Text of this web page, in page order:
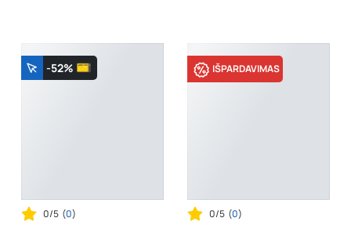
-52%
0/5 (0)
IŠPARDAVIMAS
0/5 (0)